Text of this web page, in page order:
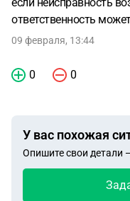
ответственность
09 февраля, 13:44
0 0
У вас похожая
Опишите свои детали